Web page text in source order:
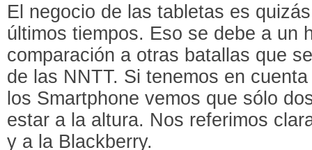
El negocio de las tabletas es
últimos tiempos. Eso se debe a un
comparación a otras batallas que
de las NNTT. Si tenemos en
los Smartphone vemos que sólo
estar a la altura. Nos referimos
y a la Blackberry.